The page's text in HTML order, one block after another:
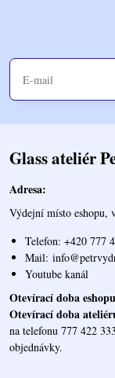
Glass ateliér
Adresa:
Výdejní místo eshopu,
Telefon: +420 777
Mail:
Youtube kanál
Otevírací doba eshopu
Otevírací doba
na telefonu 777 422
objednávky.